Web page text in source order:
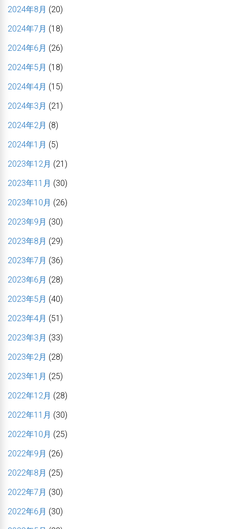
2024年8月 (20)
2024年7月 (18)
2024年6月 (26)
2024年5月 (18)
2024年4月 (15)
2024年3月 (21)
2024年2月 (8)
2024年1月 (5)
2023年12月 (21)
2023年11月 (30)
2023年10月 (26)
2023年9月 (30)
2023年8月 (29)
2023年7月 (36)
2023年6月 (28)
2023年5月 (40)
2023年4月 (51)
2023年3月 (33)
2023年2月 (28)
2023年1月 (25)
2022年12月 (28)
2022年11月 (30)
2022年10月 (25)
2022年9月 (26)
2022年8月 (25)
2022年7月 (30)
2022年6月 (30)